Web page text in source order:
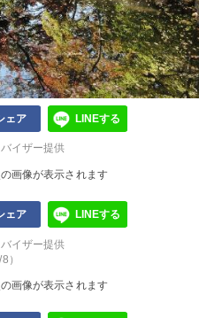
ェア LINEする
イザー提供
画像が表示されます
ェア LINEする
イザー提供
8）
画像が表示されます